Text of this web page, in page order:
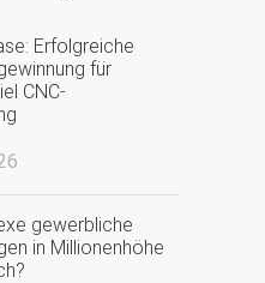
Erfolgreiche
für
CNC-
gewerbliche
in Millionenhöhe